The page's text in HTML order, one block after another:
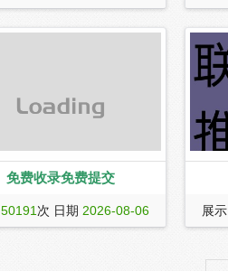
免费收录免费提交
50191 次 日期 2026-08-06 展示